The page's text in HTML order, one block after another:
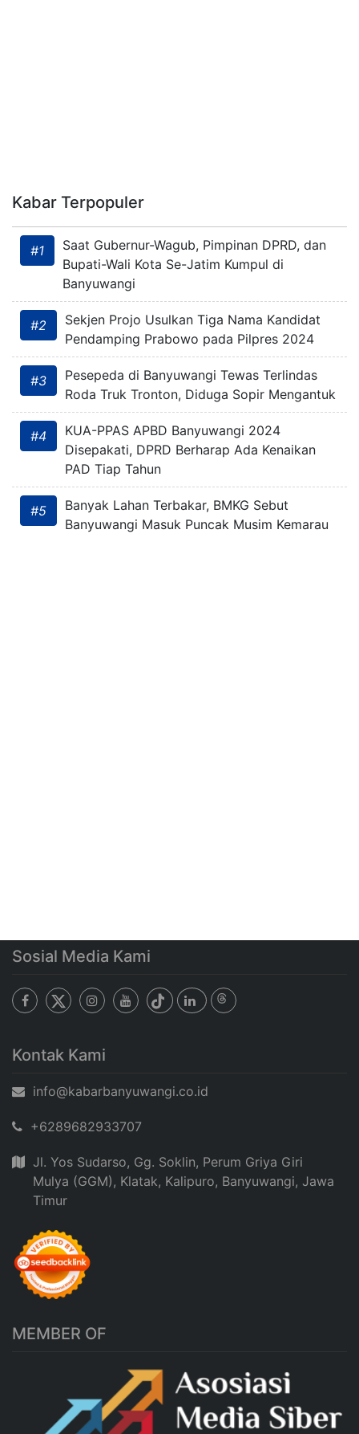
Kabar Terpopuler
#1
Saat Gubernur-Wagub, Pimpinan DPRD, dan
Bupati-Wali Kota Se-Jatim Kumpul di
Banyuwangi
#2
Sekjen Projo Usulkan Tiga Nama Kandidat
Pendamping Prabowo pada Pilpres 2024
#3
Pesepeda di Banyuwangi Tewas Terlindas
Roda Truk Tronton, Diduga Sopir Mengantuk
#4
KUA-PPAS APBD Banyuwangi 2024
Disepakati, DPRD Berharap Ada Kenaikan
PAD Tiap Tahun
#5
Banyak Lahan Terbakar, BMKG Sebut
Banyuwangi Masuk Puncak Musim Kemarau
Sosial Media Kami
Kontak Kami
info@kabarbanyuwangi.co.id
+6289682933707
Jl. Yos Sudarso, Gg. Soklin, Perum Griya Giri
Mulya (GGM), Klatak, Kalipuro, Banyuwangi, Jawa
Timur
MEMBER OF